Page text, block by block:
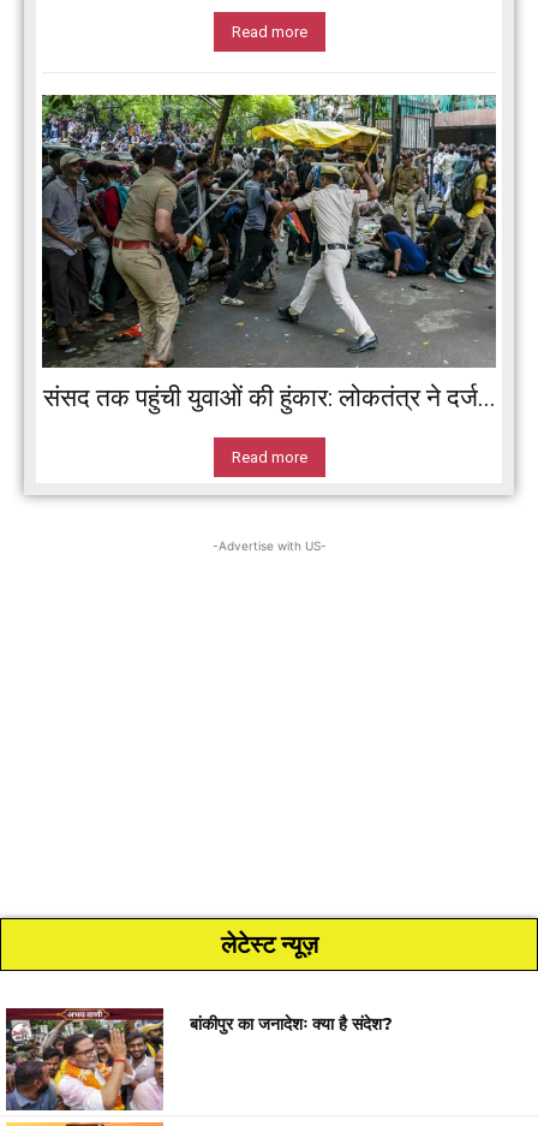
Read more
संसद तक पहुंची युवाओं की हुंकार: लोकतंत्र ने दर्ज...
Read more
-Advertise with US-
लेटेस्ट न्यूज़
बांकीपुर का जनादेशः क्या है संदेश?